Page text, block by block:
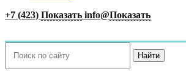
+7 (423) Показать info@Показать
Найти